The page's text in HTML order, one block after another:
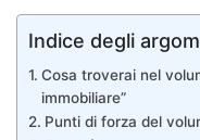
Indice degli
Cosa troverai nel
immobiliare”
Punti di forza del